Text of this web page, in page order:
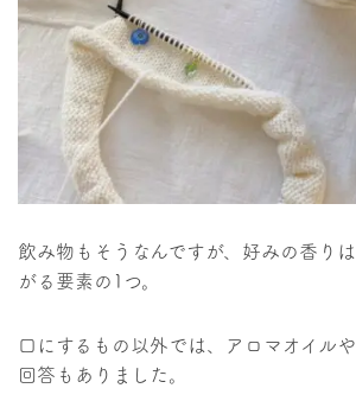
飲み物もそうなんですが、好みの香り
がる要素の1つ。
口にするもの以外では、アロマオイル
回答もありました。